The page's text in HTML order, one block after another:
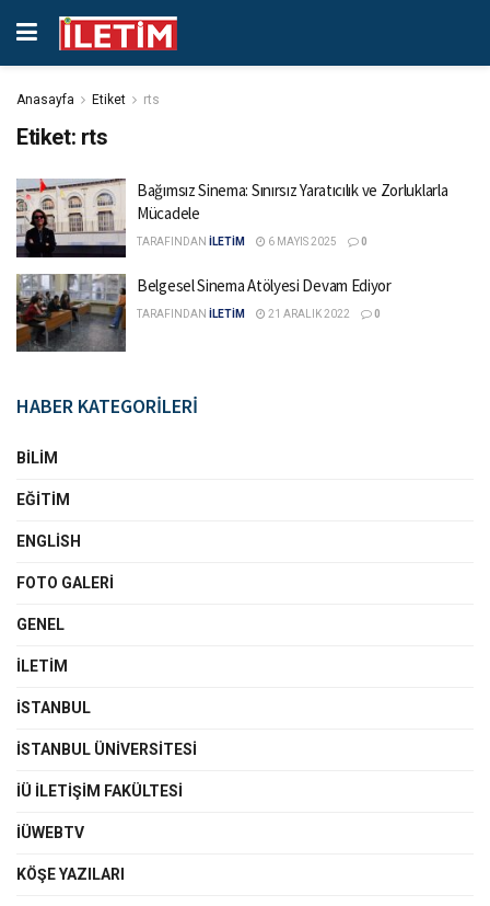
Anasayfa Etiket rts
Etiket: rts
Bağımsız Sinema: Sınırsız Yaratıcılık ve Zorluklarla
Mücadele
TARAFINDAN İLETİM 6 MAYIS 2025 0
Belgesel Sinema Atölyesi Devam Ediyor
TARAFINDAN İLETİM 21 ARALIK 2022 0
HABER KATEGORİLERİ
BILIM
EĞITIM
ENGLISH
FOTO GALERI
GENEL
İLETIM
İSTANBUL
İSTANBUL ÜNIVERSITESI
İÜ İLETIŞIM FAKÜLTESI
İÜWEBTV
KÖŞE YAZILARI